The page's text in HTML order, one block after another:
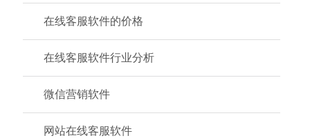
在线客服软件的价格
在线客服软件行业分析
微信营销软件
网站在线客服软件